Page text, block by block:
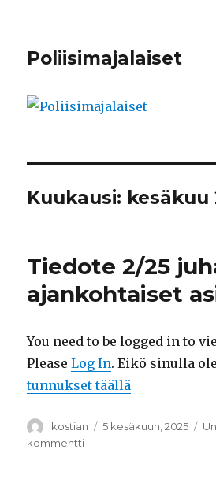
Poliisimajalaiset
Kuukausi: kesäkuu
Tiedote 2/25
ajankohtaiset
You need to be logged in to
PleaseLog In. Eikö sinulla
tunnukset täällä
Kirjoittaja
kostian Julkaistu
5 kesäkuun, 2025
kommenttiartikkeliin